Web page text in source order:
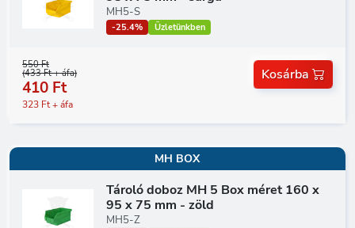
MH5-S
-25.4% Üzletünkben
550 Ft
(433 Ft + áfa)
410 Ft
323 Ft + áfa
Kosárba
MH BOX
Tároló doboz MH 5 Box méret 160 x
95 x 75 mm - zöld
MH5-Z